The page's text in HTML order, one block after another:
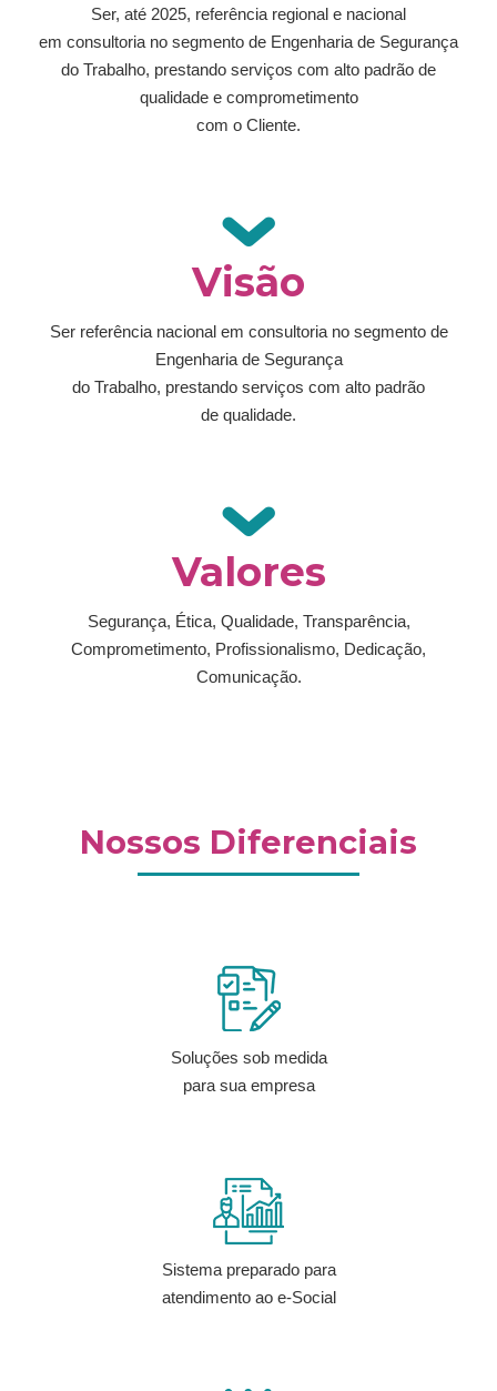
Ser, até 2025, referência regional e nacional
em consultoria no segmento de Engenharia de Segurança
do Trabalho, prestando serviços com alto padrão de
qualidade e comprometimento
com o Cliente.
Visão
Ser referência nacional em consultoria no segmento de
Engenharia de Segurança
do Trabalho, prestando serviços com alto padrão
de qualidade.
Valores
Segurança, Ética, Qualidade, Transparência,
Comprometimento, Profissionalismo, Dedicação,
Comunicação.
Nossos Diferenciais
Soluções sob medida
para sua empresa
Sistema preparado para
atendimento ao e-Social